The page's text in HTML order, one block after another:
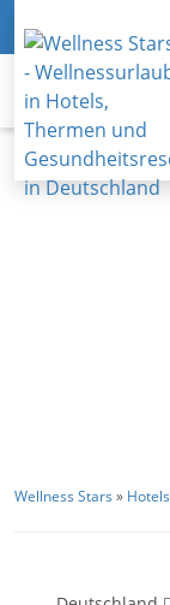
Wellness Stars » Hotels